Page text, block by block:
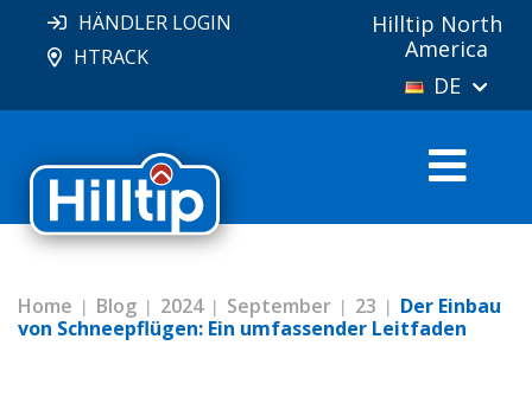
HÄNDLER LOGIN
HTRACK
Hilltip North
America
DE
Home Blog 2024 September 23
Der Einbau
von Schneepflügen: Ein umfassender Leitfaden